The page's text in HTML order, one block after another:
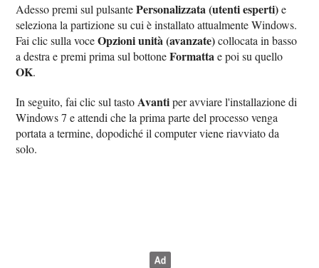
Adesso premi sul pulsantePersonalizzata (utenti esperti)e
seleziona la partizione su cui è installato attualmente Windows.
Fai clic sulla voceOpzioni unità (avanzate)collocata in basso
a destra e premi prima sul bottoneFormattae poi su quello
OK.
In seguito, fai clic sul tastoAvantiper avviare l'installazione di
Windows 7 e attendi che la prima parte del processo venga
portata a termine, dopodiché il computer viene riavviato da
solo.